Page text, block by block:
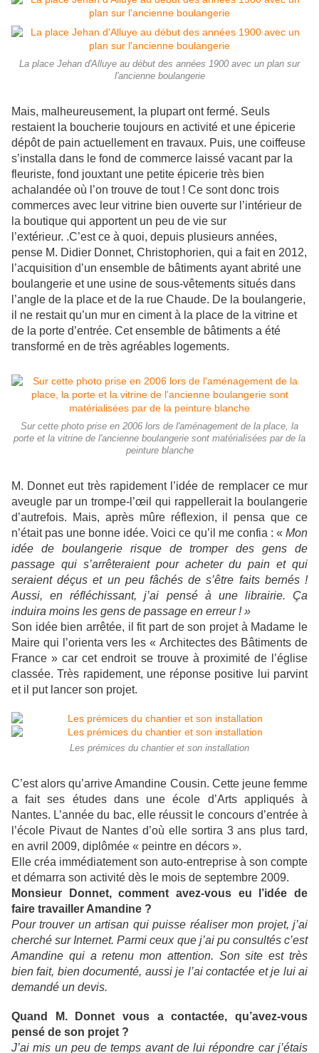
La place Jehan d'Alluye au début des années 1900 avec un plan sur
l'ancienne boulangerie
Mais, malheureusement, la plupart ont fermé. Seuls
restaient la boucherie toujours en activité et une épicerie
dépôt de pain actuellement en travaux. Puis, une coiffeuse
s’installa dans le fond de commerce laissé vacant par la
fleuriste, fond jouxtant une petite épicerie très bien
achalandée où l’on trouve de tout ! Ce sont donc trois
commerces avec leur vitrine bien ouverte sur l’intérieur de
la boutique qui apportent un peu de vie sur
l’extérieur. .C’est ce à quoi, depuis plusieurs années,
pense M. Didier Donnet, Christophorien, qui a fait en 2012,
l’acquisition d’un ensemble de bâtiments ayant abrité une
boulangerie et une usine de sous-vêtements situés dans
l’angle de la place et de la rue Chaude. De la boulangerie,
il ne restait qu’un mur en ciment à la place de la vitrine et
de la porte d’entrée. Cet ensemble de bâtiments a été
transformé en de très agréables logements.
Sur cette photo prise en 2006 lors de l'aménagement de la place, la
porte et la vitrine de l'ancienne boulangerie sont matérialisées par de la
peinture blanche
M. Donnet eut très rapidement l’idée de remplacer ce mur
aveugle par un trompe-l’œil qui rappellerait la boulangerie
d’autrefois. Mais, après mûre réflexion, il pensa que ce
n’était pas une bonne idée. Voici ce qu’il me confia : « Mon
idée de boulangerie risque de tromper des gens de
passage qui s’arrêteraient pour acheter du pain et qui
seraient déçus et un peu fâchés de s’être faits bernés !
Aussi, en réfléchissant, j’ai pensé à une librairie. Ça
induira moins les gens de passage en erreur ! »
Son idée bien arrêtée, il fit part de son projet à Madame le
Maire qui l’orienta vers les « Architectes des Bâtiments de
France » car cet endroit se trouve à proximité de l’église
classée. Très rapidement, une réponse positive lui parvint
et il put lancer son projet.
Les prémices du chantier et son installation
C’est alors qu’arrive Amandine Cousin. Cette jeune femme
a fait ses études dans une école d’Arts appliqués à
Nantes. L’année du bac, elle réussit le concours d’entrée à
l’école Pivaut de Nantes d’où elle sortira 3 ans plus tard,
en avril 2009, diplômée « peintre en décors ».
Elle créa immédiatement son auto-entreprise à son compte
et démarra son activité dès le mois de septembre 2009.
Monsieur Donnet, comment avez-vous eu l’idée de
faire travailler Amandine ?
Pour trouver un artisan qui puisse réaliser mon projet, j’ai
cherché sur Internet. Parmi ceux que j’ai pu consultés c’est
Amandine qui a retenu mon attention. Son site est très
bien fait, bien documenté, aussi je l’ai contactée et je lui ai
demandé un devis.
Quand M. Donnet vous a contactée, qu’avez-vous
pensé de son projet ?
J’ai mis un peu de temps avant de lui répondre car j’étais